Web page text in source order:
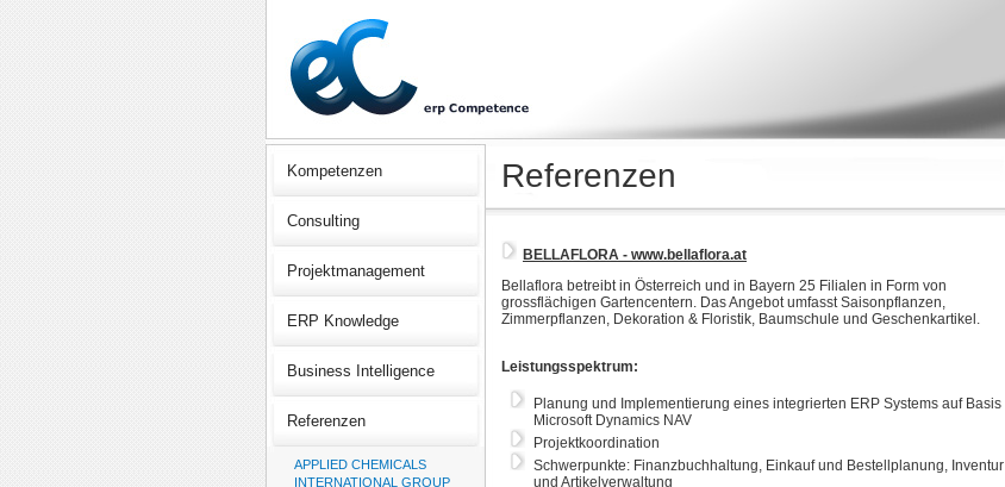
Kompetenzen
Consulting
Projektmanagement
ERP Knowledge
Business Intelligence
Referenzen
APPLIED CHEMICALS
INTERNATIONAL GROUP
Referenzen
BELLAFLORA - www.bellaflora.at
Bellaflora betreibt in Österreich und in Bayern 25 Filialen in Form von
grossflächigen Gartencentern. Das Angebot umfasst Saisonpflanzen,
Zimmerpflanzen, Dekoration & Floristik, Baumschule und Geschenkartikel.
Leistungsspektrum:
Planung und Implementierung eines integrierten ERP Systems auf Basis
Microsoft Dynamics NAV
Projektkoordination
Schwerpunkte: Finanzbuchhaltung, Einkauf und Bestellplanung, Inventur
und Artikelverwaltung